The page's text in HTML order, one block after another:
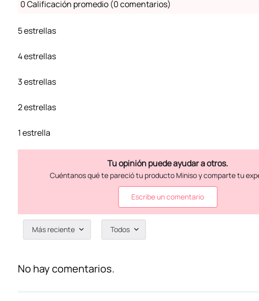
0 Calificación promedio (0 comentarios)
5 estrellas
4 estrellas
3 estrellas
2 estrellas
1 estrella
Escribe un comentario
Agregar comentario
Más reciente Todos
No hay comentarios.